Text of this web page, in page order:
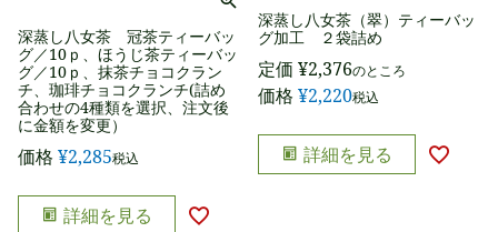
深蒸し八女茶 冠茶ティーバッ
グ／10ｐ、ほうじ茶ティーバッ
グ／10ｐ、抹茶チョコクラン
チ、珈琲チョコクランチ(詰め
合わせの4種類を選択、注文後
に金額を変更）
価格 ¥2,285税込
詳細を見る
深蒸し八女茶（翠）ティーバッ
グ加工 ２袋詰め
定価 ¥2,376のところ
価格 ¥2,220税込
詳細を見る